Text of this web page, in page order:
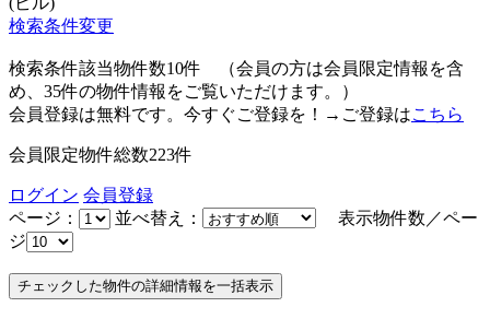
検索条件変更
検索条件該当物件数10件
（会員の方は会員限定情報を含
め、 35件の物件情報をご覧いただけます。）
会員登録は無料です。今すぐご登録を！→ご登録はこちら
会員限定物件総数223件
ログイン 会員登録
ページ：
並べ替え：
表示物件数／ペー
ジ